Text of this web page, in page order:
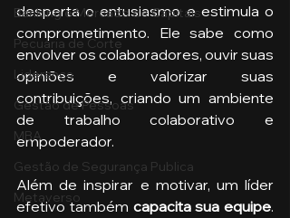
Banking e Mercado de Capitais
Pecuária de Corte
Liderança
Gestão de Pessoas
MBA
Gestão de Segurança Publica
Metaverso
desperta o entusiasmo e estimula o
comprometimento. Ele sabe como
envolver os colaboradores, ouvir suas
opiniões e valorizar suas
contribuições, criando um ambiente
de trabalho colaborativo e
empoderador.
Além de inspirar e motivar, um líder
efetivo também capacita sua equipe.